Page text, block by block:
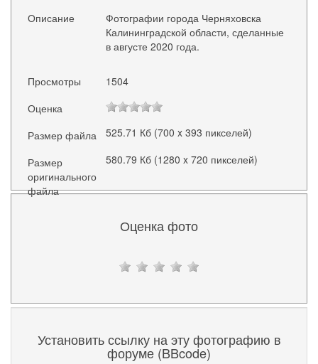
Описание
Фотографии города Черняховска
Калининградской области, сделанные
в августе 2020 года.
Просмотры
1504
Оценка
Размер файла
525.71 Кб (700 x 393 пикселей)
Размер
оригинального
файла
580.79 Кб (1280 x 720 пикселей)
Оценка фото
Установить ссылку на эту фотографию в
форуме (BBcode)